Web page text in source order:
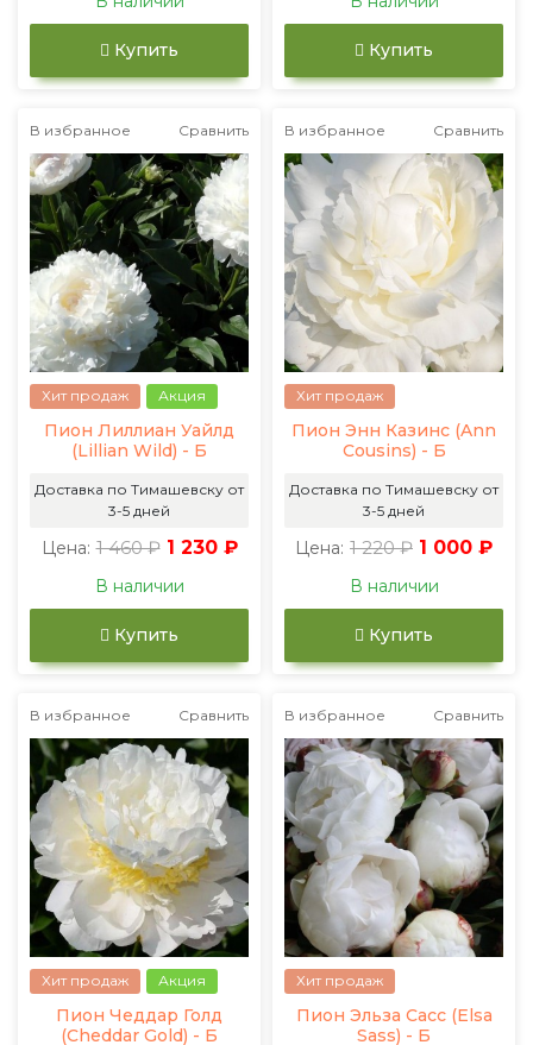
Купить Купить
В избранное Сравнить
Хит продаж Акция
Пион Лиллиан Уайлд
(Lillian Wild) - Б
Доставка по Тимашевску от
3-5 дней
Цена: 1 460 ₽ 1 230 ₽
В наличии
Купить
В избранное Сравнить
Хит продаж
Пион Энн Казинс (Ann
Cousins) - Б
Доставка по Тимашевску от
3-5 дней
Цена: 1 220 ₽ 1 000 ₽
В наличии
Купить
В избранное Сравнить
Хит продаж Акция
Пион Чеддар Голд
(Cheddar Gold) - Б
В избранное Сравнить
Хит продаж
Пион Эльза Сасс (Elsa
Sass) - Б